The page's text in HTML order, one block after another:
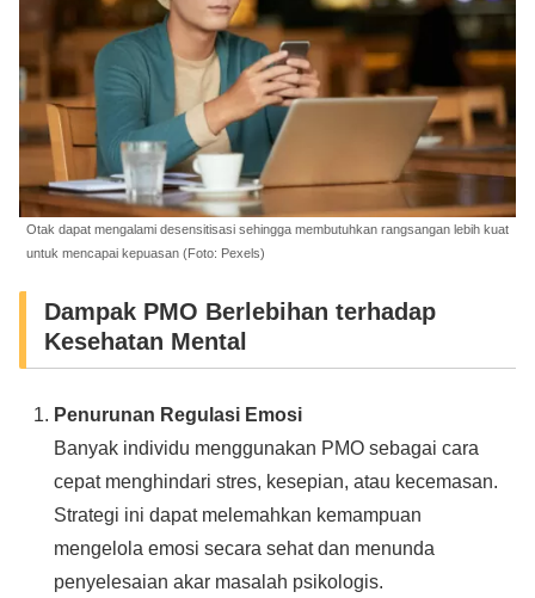
Otak dapat mengalami desensitisasi sehingga membutuhkan rangsangan lebih kuat
untuk mencapai kepuasan (Foto: Pexels)
Dampak PMO Berlebihan terhadap
Kesehatan Mental
Penurunan Regulasi Emosi
Banyak individu menggunakan PMO sebagai cara
cepat menghindari stres, kesepian, atau kecemasan.
Strategi ini dapat melemahkan kemampuan
mengelola emosi secara sehat dan menunda
penyelesaian akar masalah psikologis.